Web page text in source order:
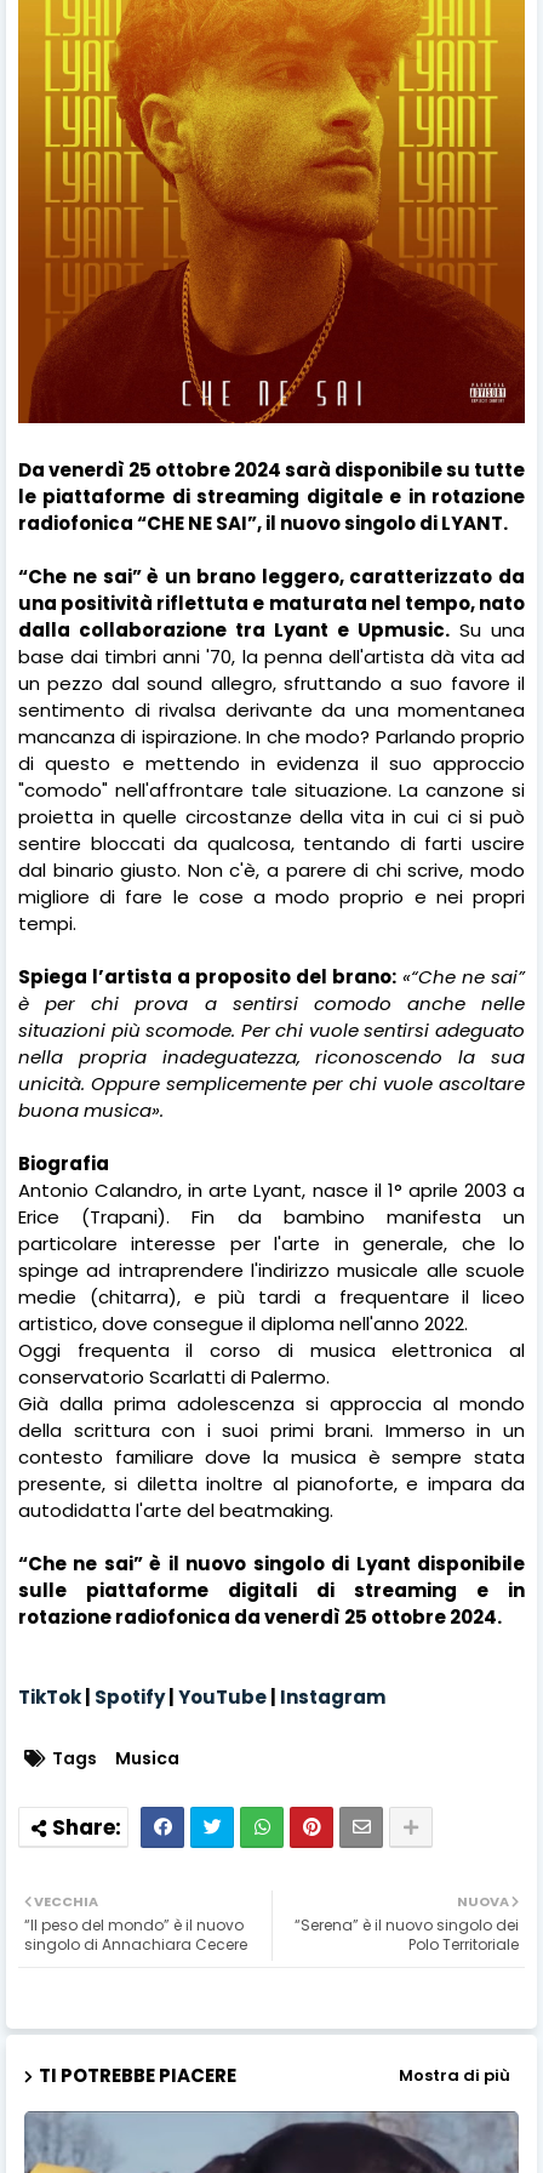
Da venerdì 25 ottobre 2024 sarà disponibile su tutte
le piattaforme di streaming digitale e in rotazione
radiofonica “CHE NE SAI”, il nuovo singolo di LYANT.
“Che ne sai” è un brano leggero, caratterizzato da
una positività riflettuta e maturata nel tempo, nato
dalla collaborazione tra Lyant e Upmusic. Su una
base dai timbri anni '70, la penna dell'artista dà vita ad
un pezzo dal sound allegro, sfruttando a suo favore il
sentimento di rivalsa derivante da una momentanea
mancanza di ispirazione. In che modo? Parlando proprio
di questo e mettendo in evidenza il suo approccio
"comodo" nell'affrontare tale situazione. La canzone si
proietta in quelle circostanze della vita in cui ci si può
sentire bloccati da qualcosa, tentando di farti uscire
dal binario giusto. Non c'è, a parere di chi scrive, modo
migliore di fare le cose a modo proprio e nei propri
tempi.
Spiega l’artista a proposito del brano: «“Che ne sai”
è per chi prova a sentirsi comodo anche nelle
situazioni più scomode. Per chi vuole sentirsi adeguato
nella propria inadeguatezza, riconoscendo la sua
unicità. Oppure semplicemente per chi vuole ascoltare
buona musica».
Biografia
Antonio Calandro, in arte Lyant, nasce il 1° aprile 2003 a
Erice (Trapani). Fin da bambino manifesta un
particolare interesse per l'arte in generale, che lo
spinge ad intraprendere l'indirizzo musicale alle scuole
medie (chitarra), e più tardi a frequentare il liceo
artistico, dove consegue il diploma nell'anno 2022.
Oggi frequenta il corso di musica elettronica al
conservatorio Scarlatti di Palermo.
Già dalla prima adolescenza si approccia al mondo
della scrittura con i suoi primi brani. Immerso in un
contesto familiare dove la musica è sempre stata
presente, si diletta inoltre al pianoforte, e impara da
autodidatta l'arte del beatmaking.
“Che ne sai” è il nuovo singolo di Lyant disponibile
sulle piattaforme digitali di streaming e in
rotazione radiofonica da venerdì 25 ottobre 2024.
TikTok| Spotify|YouTube| Instagram
Tags Musica
NUOVA
“Serena” è il nuovo singolo dei
Polo Territoriale
VECCHIA
“Il peso del mondo” è il nuovo
singolo di Annachiara Cecere
TI POTREBBE PIACERE Mostra di più